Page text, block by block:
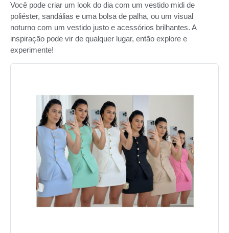
Você pode criar um look do dia com um vestido midi de
poliéster, sandálias e uma bolsa de palha, ou um visual
noturno com um vestido justo e acessórios brilhantes. A
inspiração pode vir de qualquer lugar, então explore e
experimente!